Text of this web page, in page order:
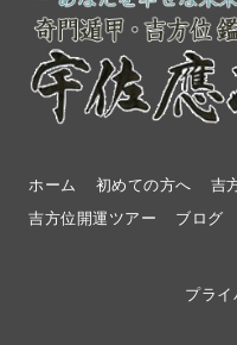
ホーム 初めての方へ 吉
吉方位開運ツアー
ブログ
プライ